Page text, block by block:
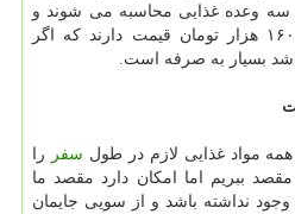
با سه وعده غذایی محاسبه می شوند و
برخی هایشان هم تا ۱۵۰ یا ۱۶۰ هزار تومان قیمت دارند كه اگر
بسیار به صرفه است.
مواد غذایی لازم در طول سفر
را
مقصد ببریم اما امكان دارد مقصد ما
نداشته باشد و از سویی جایمان